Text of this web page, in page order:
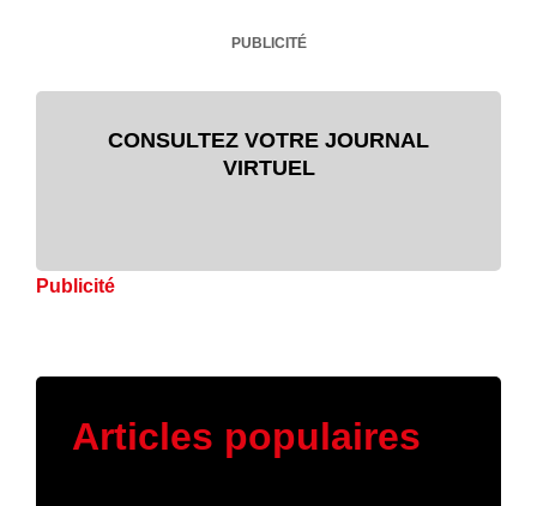
PUBLICITÉ
CONSULTEZ VOTRE JOURNAL
VIRTUEL
Publicité
Articles populaires